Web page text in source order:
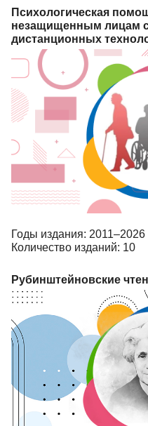
Психологическая
незащищенным лицам
дистанционных
Годы издания: 2011–2026
Количество изданий: 10
Рубинштейновские